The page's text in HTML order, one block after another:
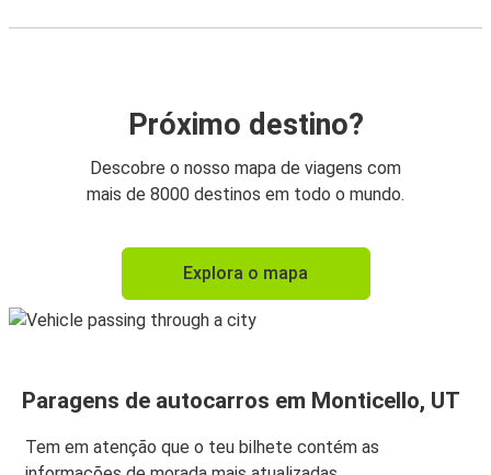
Próximo destino?
Descobre o nosso mapa de viagens com
mais de 8000 destinos em todo o mundo.
Explora o mapa
Paragens de autocarros em Monticello, UT
Tem em atenção que o teu bilhete contém as